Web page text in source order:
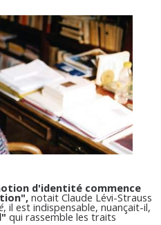
d'identité commence
notait Claude Lévi-Strauss
, il est indispensable, nuançait-il,
qui rassemble les traits